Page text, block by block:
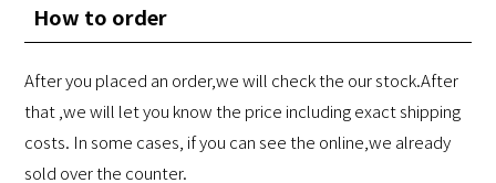
How to order
After you placed an order,we will check the our stock.After
that ,we will let you know the price including exact shipping
costs. In some cases, if you can see the online,we already
sold over the counter.